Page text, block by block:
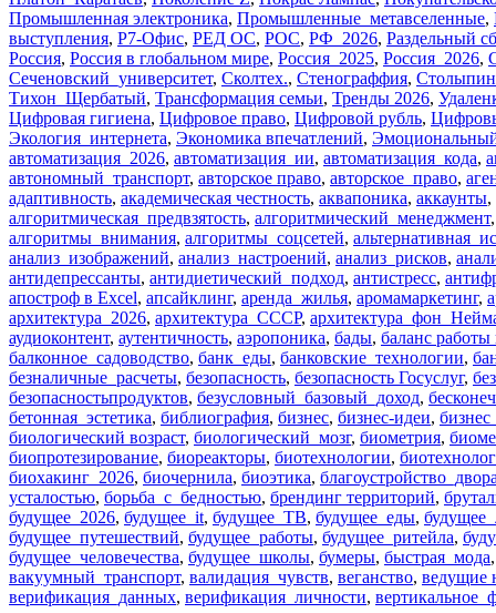
Промышленная электроника, Промышленные_метавселенные,
выступления, Р7-Офис, РЕД ОС, РОС, РФ_2026, Раздельный
Россия, Россия в глобальном мире, Россия_2025, Россия_2026,
Сеченовский_университет, Сколтех., Стенограффия, Столыпин
Тихон_Щербатый, Трансформация семьи, Тренды 2026,
Цифровая гигиена, Цифровое право, Цифровой рубль,
Экология_интернета, Экономика впечатлений,
автоматизация_2026, автоматизация_ии, автоматизация_кода,
автономный_транспорт, авторское право, авторское_право,
адаптивность, академическая честность, аквапоника, аккаунты,
алгоритмическая_предвзятость, алгоритмический_менеджмент
алгоритмы_внимания, алгоритмы_соцсетей,
анализ_изображений, анализ_настроений, анализ_рисков,
антидепрессанты, антидиетический_подход, антистресс,
апостроф в Excel, апсайклинг, аренда_жилья, аромамаркетинг,
архитектура_2026, архитектура_СССР,
аудиоконтент, аутентичность, аэропоника, бады, баланс
балконное_садоводство, банк_еды, банковские_технологии,
безналичные_расчеты, безопасность, безопасность Госуслуг,
безопасностьпродуктов, безусловный_базовый_доход,
бетонная_эстетика, библиография, бизнес, бизнес-идеи,
биологический возраст, биологический_мозг, биометрия,
биопротезирование, биореакторы, биотехнологии,
биохакинг_2026, биочернила, биоэтика,
усталостью, борьба_с_бедностью, брендинг территорий,
будущее_2026, будущее_it, будущее_ТВ, будущее_еды,
будущее_путешествий, будущее_работы, будущее_ритейла,
будущее_человечества, будущее_школы, бумеры, быстрая_мода
вакуумный_транспорт, валидация_чувств, веганство, ведущие
верификация_данных, верификация_личности,